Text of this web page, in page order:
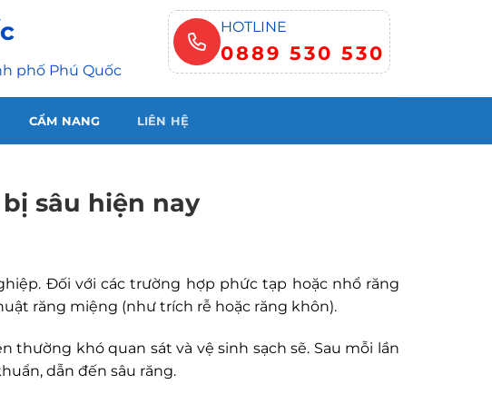
phố Phú Quốc
HOTLINE
0889 530 530
CẨM NANG LIÊN HỆ
sâu hiện nay
Đối với các trường hợp phức tạp hoặc nhổ răng
răng miệng (như trích rễ hoặc răng khôn).
thường khó quan sát và vệ sinh sạch sẽ. Sau mỗi lần
dẫn đến sâu răng.